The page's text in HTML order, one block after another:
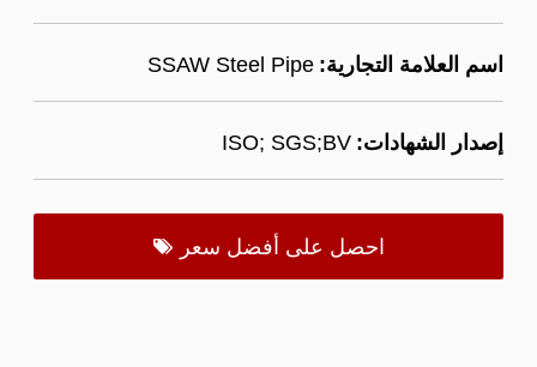
اسم العلامة التجارية: SSAW Steel Pipe
إصدار الشهادات: ISO; SGS;BV
احصل على أفضل سعر